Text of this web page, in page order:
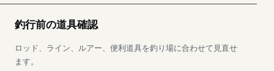
釣行前の道具確認
ロッド、ライン、ルアー、便利道具を釣り場に合わせて見直せ
ます。